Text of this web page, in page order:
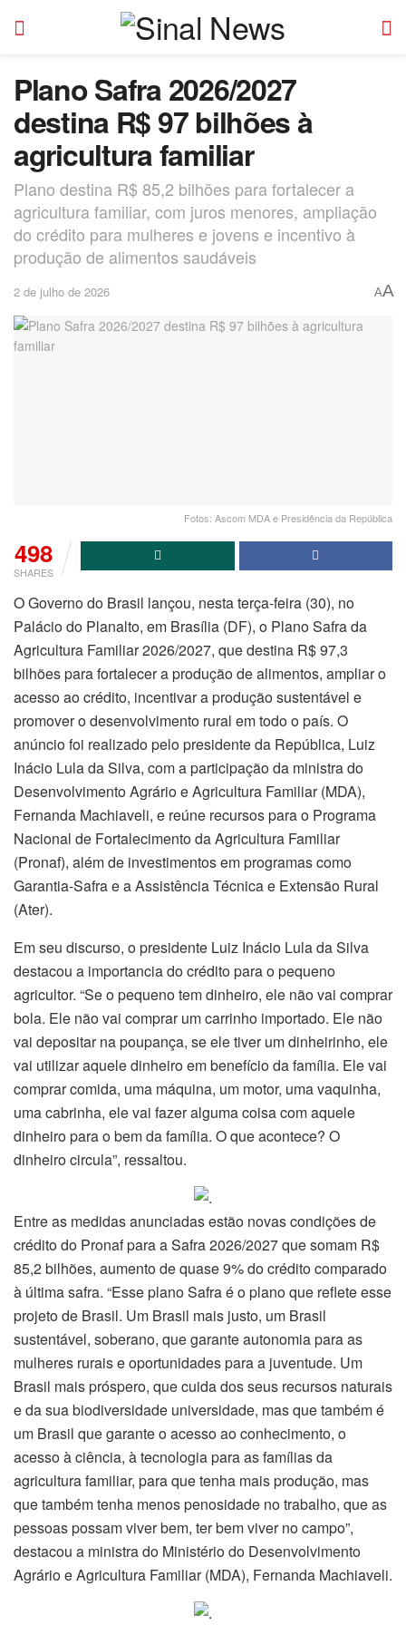
Plano Safra 2026/2027
destina R$ 97 bilhões à
agricultura familiar
Plano destina R$ 85,2 bilhões para fortalecer a
agricultura familiar, com juros menores, ampliação
do crédito para mulheres e jovens e incentivo à
produção de alimentos saudáveis
2 de julho de 2026 AA
Fotos: Ascom MDA e Presidência da República
498
SHARES
O Governo do Brasil lançou, nesta terça-feira (30), no
Palácio do Planalto, em Brasília (DF), o Plano Safra da
Agricultura Familiar 2026/2027, que destina R$ 97,3
bilhões para fortalecer a produção de alimentos, ampliar o
acesso ao crédito, incentivar a produção sustentável e
promover o desenvolvimento rural em todo o país. O
anúncio foi realizado pelo presidente da República, Luiz
Inácio Lula da Silva, com a participação da ministra do
Desenvolvimento Agrário e Agricultura Familiar (MDA),
Fernanda Machiaveli, e reúne recursos para o Programa
Nacional de Fortalecimento da Agricultura Familiar
(Pronaf), além de investimentos em programas como
Garantia-Safra e a Assistência Técnica e Extensão Rural
(Ater).
Em seu discurso, o presidente Luiz Inácio Lula da Silva
destacou a importancia do crédito para o pequeno
agricultor. “Se o pequeno tem dinheiro, ele não vai comprar
bola. Ele não vai comprar um carrinho importado. Ele não
vai depositar na poupança, se ele tiver um dinheirinho, ele
vai utilizar aquele dinheiro em benefício da família. Ele vai
comprar comida, uma máquina, um motor, uma vaquinha,
uma cabrinha, ele vai fazer alguma coisa com aquele
dinheiro para o bem da família. O que acontece? O
dinheiro circula”, ressaltou.
Entre as medidas anunciadas estão novas condições de
crédito do Pronaf para a Safra 2026/2027 que somam R$
85,2 bilhões, aumento de quase 9% do crédito comparado
à última safra. “Esse plano Safra é o plano que reflete esse
projeto de Brasil. Um Brasil mais justo, um Brasil
sustentável, soberano, que garante autonomia para as
mulheres rurais e oportunidades para a juventude. Um
Brasil mais próspero, que cuida dos seus recursos naturais
e da sua biodiversidade universidade, mas que também é
um Brasil que garante o acesso ao conhecimento, o
acesso à ciência, à tecnologia para as famílias da
agricultura familiar, para que tenha mais produção, mas
que também tenha menos penosidade no trabalho, que as
pessoas possam viver bem, ter bem viver no campo”,
destacou a ministra do Ministério do Desenvolvimento
Agrário e Agricultura Familiar (MDA), Fernanda Machiaveli.